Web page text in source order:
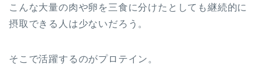
こんな大量の肉や卵を三食に分けたとしても継続的に
摂取できる人は少ないだろう。
そこで活躍するのがプロテイン。